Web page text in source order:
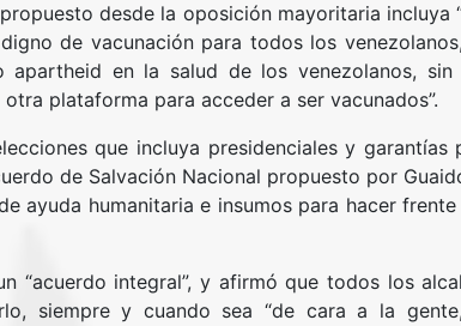
desde la oposición mayoritaria incluya
de vacunación para todos los
apartheid en la salud de los venezolanos, sin
plataforma para acceder a ser vacunados”.
que incluya presidenciales y garantías
de Salvación Nacional propuesto por
ayuda humanitaria e insumos para hacer frente
“acuerdo integral”, y afirmó que todos los
siempre y cuando sea “de cara a la